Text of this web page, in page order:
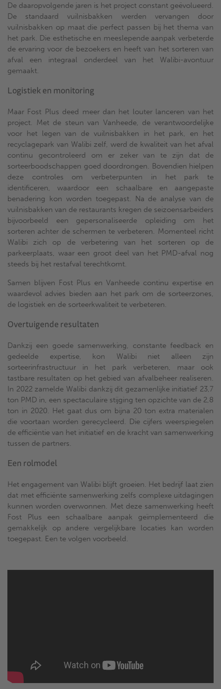
De daaropvolgende jaren is het project constant geëvolueerd.
De standaard vuilnisbakken werden vervangen door
vuilnisbakken op maat die perfect passen bij het thema van
het park. Die esthetische en meeslepende aanpak verbeterde
de ervaring voor de bezoekers en heeft van het sorteren van
afval een integraal onderdeel van het Walibi-avontuur
gemaakt.
Logistiek en monitoring
Maar Fost Plus deed meer dan het louter lanceren van het
project. Met de steun van Vanheede, de verantwoordelijke
voor het legen van de vuilnisbakken in het park, en het
recyclagepark van Walibi zelf, werd de kwaliteit van het afval
continu gecontroleerd om er zeker van te zijn dat de
sorteerboodschappen goed doordrongen. Bovendien hielpen
deze controles om verbeterpunten in het park te
identificeren, waardoor een schaalbare en aangepaste
benadering kon worden toegepast. Na de analyse van de
vuilnisbakken van de restaurants kregen de seizoensarbeiders
bijvoorbeeld een gepersonaliseerde opleiding om het
sorteren achter de schermen te verbeteren. Momenteel richt
Walibi zich op de verbetering van het sorteren op de
parkeerplaats, waar een groot deel van het PMD-afval nog
steeds bij het restafval terechtkomt.
Samen blijven Fost Plus en Vanheede continu expertise en
waardevol advies bieden aan het park om de sorteerzones,
de logistiek en de sorteerkwaliteit te verbeteren.
Overtuigende resultaten
Dankzij een goede samenwerking, constante feedback en
gedeelde expertise, kon Walibi niet alleen zijn
sorteerinfrastructuur in het park verbeteren, maar ook
tastbare resultaten op het gebied van afvalbeheer realiseren.
In 2022 zamelde Walibi dankzij dit gezamenlijke initiatief 23,7
ton PMD in, een spectaculaire stijging ten opzichte van de 2,8
ton in 2020. Het gaat dus om bijna 20 ton extra materialen
die voortaan worden gerecycleerd. Die cijfers weerspiegelen
de efficiëntie van het initiatief en de kracht van samenwerking
tussen de partners.
Een rolmodel
Het engagement van Walibi blijft groeien. Het bedrijf laat zien
dat met efficiënte samenwerking zelfs complexe uitdagingen
kunnen worden overwonnen. Met deze samenwerking heeft
Fost Plus een schaalbare aanpak geïmplementeerd die
gemakkelijk op andere vergelijkbare locaties kan worden
toegepast. Een te volgen voorbeeld.